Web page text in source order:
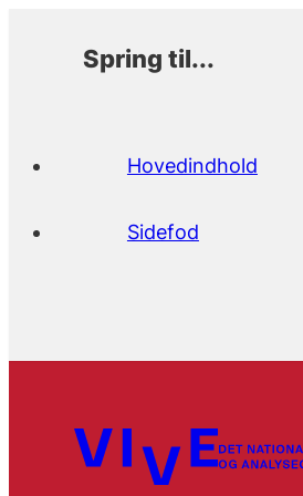
Spring til...
Hovedindhold
Sidefod